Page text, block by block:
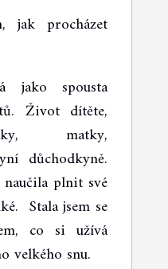
jak procházet
jako spousta
Život dítěte,
matky,
důchodkyně.
naučila plnit své
Stala jsem se
co si užívá
velkého snu.